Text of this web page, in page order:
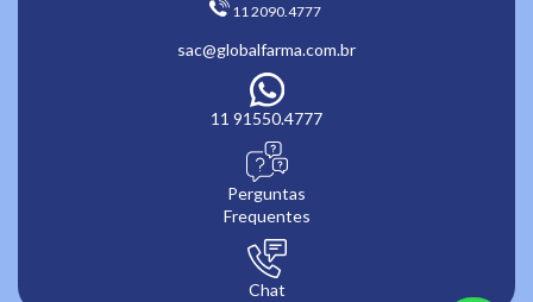
11 2090.4777
sac@globalfarma.com.br
11 91550.4777
Perguntas
Frequentes
Chat